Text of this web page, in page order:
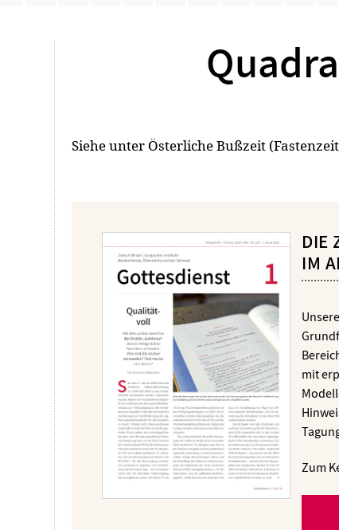
Siehe unter Österliche Bußzeit
DIE
IM
mit
Zum